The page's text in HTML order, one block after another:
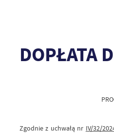
DOPŁATA
Zgodnie z uchwałą nr IV/32/